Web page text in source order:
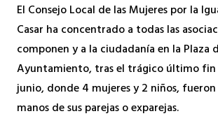
El Consejo Local de las Mujeres por la
Casar ha concentrado a todas las
componen y a la ciudadanía en la Plaza
Ayuntamiento, tras el trágico último fin
junio, donde 4 mujeres y 2 niños, fueron
manos de sus parejas o exparejas.